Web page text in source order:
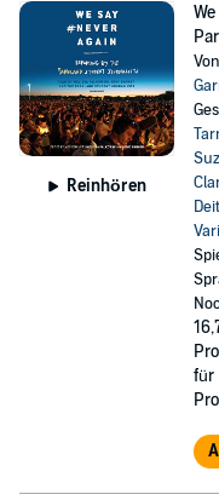
Reinhören
für